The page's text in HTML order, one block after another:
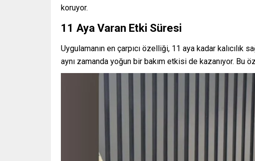
koruyor.
11 Aya Varan Etki Süresi
Uygulamanın en çarpıcı özelliği, 11 aya kadar kalıcılık
aynı zamanda yoğun bir bakım etkisi de kazanıyor. Bu